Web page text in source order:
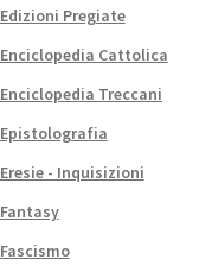
Edizioni Pregiate
Enciclopedia Cattolica
Enciclopedia Treccani
Epistolografia
Eresie - Inquisizioni
Fantasy
Fascismo